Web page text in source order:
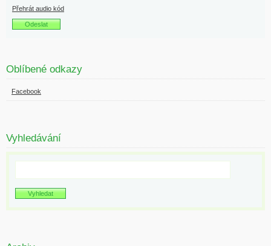
Přehrát audio kód
Oblíbené odkazy
Facebook
Vyhledávání